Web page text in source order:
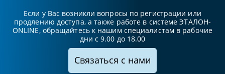
Если у Вас возникли вопросы по регистрации или
продлению доступа, а также работе в системе ЭТАЛОН-
ONLINE, обращайтесь к нашим специалистам в рабочие
дни с 9.00 до 18.00
Связаться с нами